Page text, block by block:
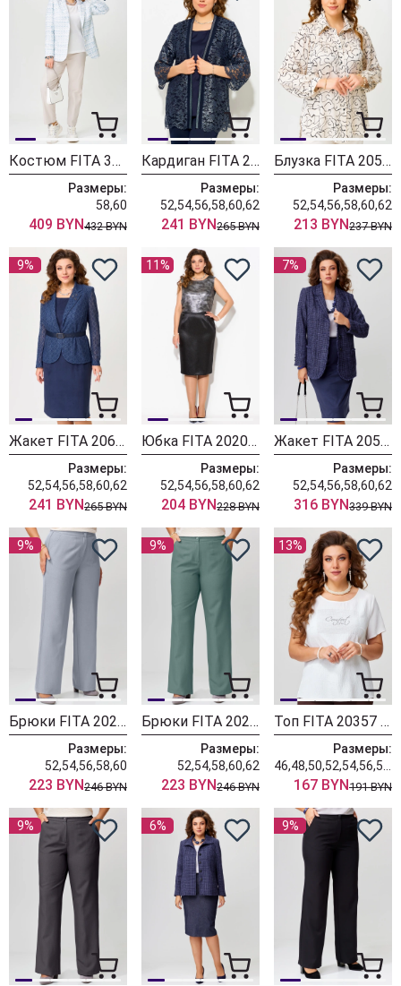
Костюм FITA 3022 бежево голубой
Размеры:
58,60
409 BYN432 BYN
Кардиган FITA 20592 темно синий
Размеры:
52,54,56,58,60,62
241 BYN265 BYN
Блузка FITA 20534 молочный
Размеры:
52,54,56,58,60,62
213 BYN237 BYN
9%
Жакет FITA 20621 синий
Размеры:
52,54,56,58,60,62
241 BYN265 BYN
11%
Юбка FITA 20201 черный
Размеры:
52,54,56,58,60,62
204 BYN228 BYN
7%
Жакет FITA 20511 сине-баклажановый
Размеры:
52,54,56,58,60,62
316 BYN339 BYN
9%
Брюки FITA 20267 светло-серый
Размеры:
52,54,56,58,60
223 BYN246 BYN
9%
Брюки FITA 20266 зелёный
Размеры:
52,54,58,60,62
223 BYN246 BYN
13%
Топ FITA 20357 молочно белый
Размеры:
167 BYN191 BYN
9% 6% 9%